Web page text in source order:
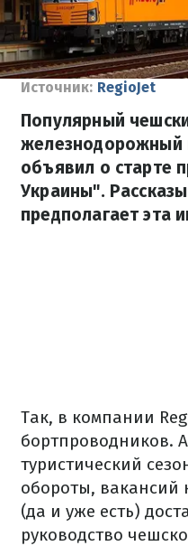
Источник: RegioJet
Популярный
железнодорожный
объявил о старте
Украины".
предполагает эта
Так, в компании
бортпроводников.
туристический
обороты, вакансий
(да и уже есть)
руководство